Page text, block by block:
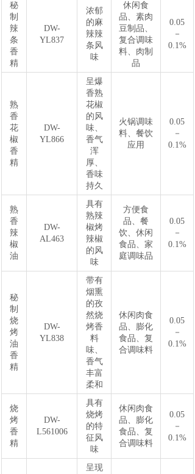
秘
制
辣
条
香
精
DW-
YL837
浓郁
的麻
辣辣
条风
味
休闲食
品、素肉
豆制品、
复合调味
料、肉制
品
0.05
－
0.1%
熟
香
花
椒
香
精
DW-
YL866
呈爆
香熟
花椒
的风
味、
香气
浑
厚、
香味
持久
火锅调味
料、餐饮
应用
0.05
－
0.1%
熟
香
辣
椒
油
DW-
AL463
具有
熟辣
椒烤
辣椒
的风
味
方便食
品、餐
饮、休闲
食品、家
庭调味品
0.05
－
0.1%
秘
制
烧
烤
油
香
精
DW-
YL838
带有
烟熏
的孜
然烧
烤香
料
味、
香气
丰富
柔和
休闲肉食
品、膨化
食品、复
合调味料
0.05
－
0.1%
烧
烤
香
精
DW-
L561006
具有
烧烤
的特
征风
味
休闲肉食
品、膨化
食品、复
合调味料
0.05
－
0.1%
呈现